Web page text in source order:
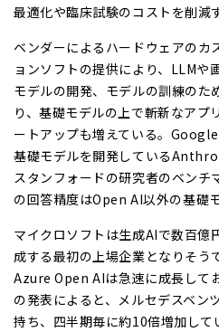
最適化や臨床試験のコストを削減
ベンダーによるハードウェアのカ
ョンソフトの提供により、LLMや
モデルの開発、モデルの訓練のた
り、基礎モデルの上で斬新なアプ
ートアップも増えている。
基礎モデルを開発している
スタンフォードの研究者のベン
の回答精度はOpen AI以外の基礎
マイクロソフトは生成AIで数百億
成する最初の上場企業となりそう
Azure Open AIは急速に成長して
の発表によると、メルセデスベン
持ち、四半期毎に約10倍増加し